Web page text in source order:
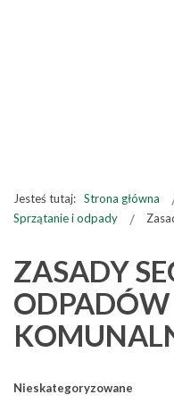
Jesteś tutaj: Strona główna
Sprzątanie i odpady
ZASADY
ODPADÓW
Nieskategoryzowane